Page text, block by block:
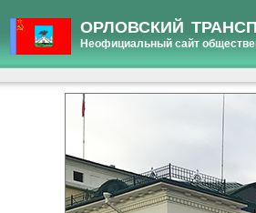
ОРЛОВСКИЙ
Неофициальный сайт